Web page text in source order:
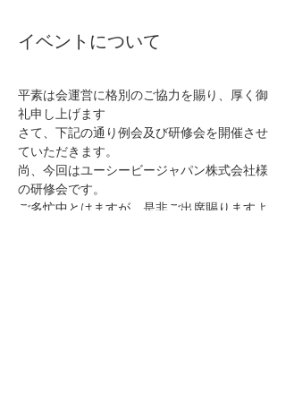
イベントについて
平素は会運営に格別のご協力を賜り、厚く御
礼申し上げます
さて、下記の通り例会及び研修会を開催させ
ていただきます。
尚、今回はユーシービージャパン株式会社様
の研修会です。
ご多忙中とはますが、是非ご出席賜りますよ